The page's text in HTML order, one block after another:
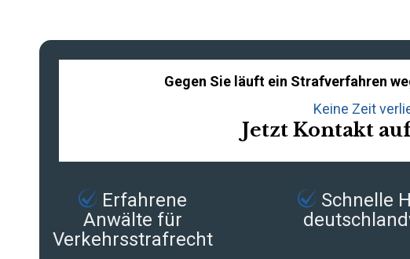
Gegen Sie läuft ein Strafverfahren
Keine Zeit
Jetzt Kontakt
Erfahrene
Anwälte für
Verkehrsstrafrecht
Schnelle